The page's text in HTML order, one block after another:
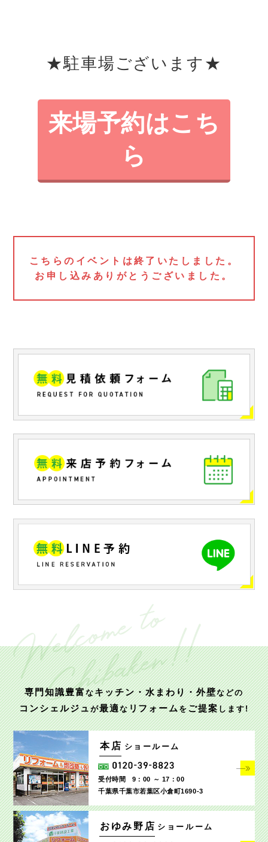
★駐車場ございます★
来場予約はこち
ら
こちらのイベントは終了いたしました。
お申し込みありがとうございました。
専門知識豊富なキッチン・水まわり・外壁などの
コンシェルジュが最適なリフォームをご提案します!
本店 ショールーム
受付時間
9：00 ～ 17：00
千葉県千葉市若葉区小倉町1690‐3
おゆみ野店 ショールーム